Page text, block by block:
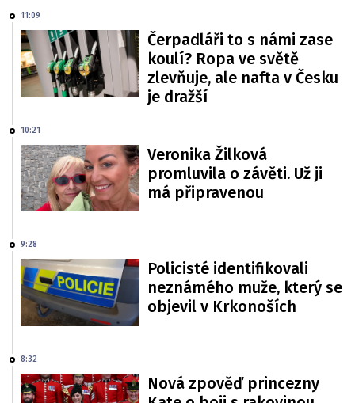
11:09
Čerpadláři to s námi zase
koulí? Ropa ve světě
zlevňuje, ale nafta v Česku
je dražší
10:21
Veronika Žilková
promluvila o závěti. Už ji
má připravenou
9:28
Policisté identifikovali
neznámého muže, který se
objevil v Krkonoších
8:32
Nová zpověď princezny